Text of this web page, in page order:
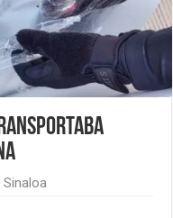
Sinaloa